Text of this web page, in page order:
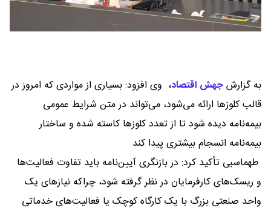
به گزارشجهش اقتصاد، وی افزود: بسیاری از مواردی که امروز در
قالب کلوزها ارائه می‌شود، می‌تواند در متن شرایط عمومی
بیمه‌نامه دیده شود تا از تعدد کلوزها کاسته شده و ساختار
بیمه‌نامه انسجام بیشتری پیدا کند.
طهماسبی تأکید کرد: در بازنگری آیین‌نامه باید تفاوت فعالیت‌ها
و ریسک‌های کارفرمایان در نظر گرفته شود، چراکه نیازهای یک
واحد صنعتی بزرگ با یک کارگاه کوچک یا فعالیت‌های خدماتی